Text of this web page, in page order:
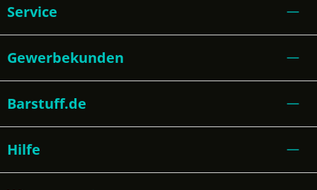
Service
Gewerbekunden
Barstuff.de
Hilfe